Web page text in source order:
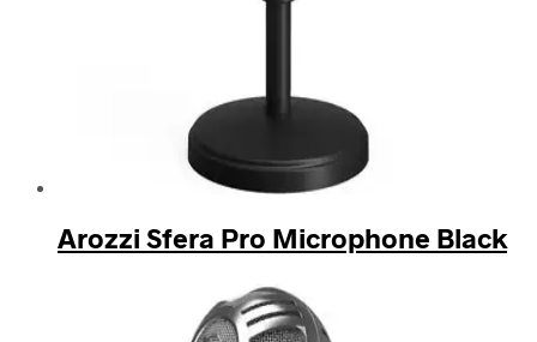
Arozzi Sfera Pro Microphone Black